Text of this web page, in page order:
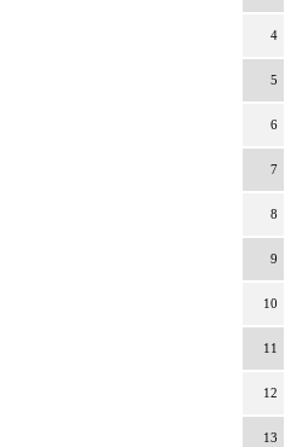
4
5
6
7
8
9
10
11
12
13